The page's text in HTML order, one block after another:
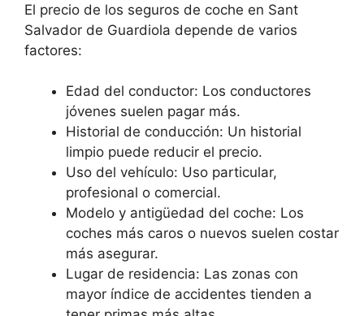
El precio de los seguros de coche en Sant
Salvador de Guardiola depende de varios
factores:
Edad del conductor: Los conductores
jóvenes suelen pagar más.
Historial de conducción: Un historial
limpio puede reducir el precio.
Uso del vehículo: Uso particular,
profesional o comercial.
Modelo y antigüedad del coche: Los
coches más caros o nuevos suelen costar
más asegurar.
Lugar de residencia: Las zonas con
mayor índice de accidentes tienden a